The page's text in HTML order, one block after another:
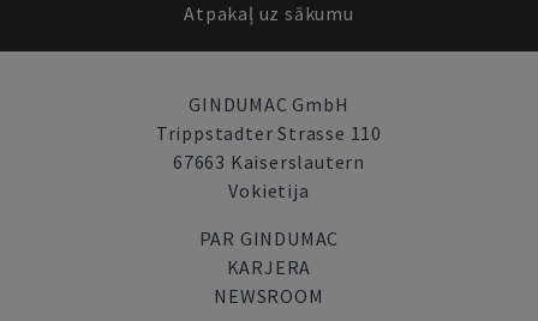
Atpakaļ uz sākumu
GINDUMAC GmbH
Trippstadter Strasse 110
67663 Kaiserslautern
Vokietija
PAR GINDUMAC
KARJERA
NEWSROOM